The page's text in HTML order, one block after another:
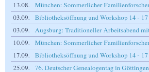
13.08.
München: Sommerlicher
03.09.
Bibliotheksöffnung und Workshop 14 -
03.09.
Augsburg: Traditioneller Arbeitsabend
10.09.
München: Sommerlicher
17.09.
Bibliotheksöffnung und Workshop 14 -
25.09.
76. Deutscher Genealogentag in Göttingen